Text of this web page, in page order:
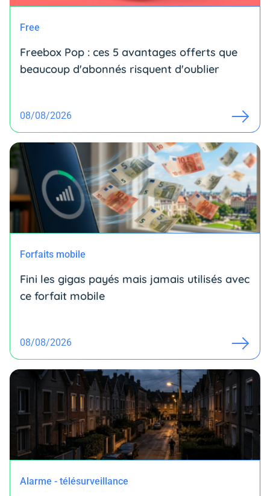
Free
Freebox Pop : ces 5 avantages offerts que
beaucoup d'abonnés risquent d'oublier
08/08/2026
Forfaits mobile
Fini les gigas payés mais jamais utilisés avec
ce forfait mobile
08/08/2026
Alarme - télésurveillance